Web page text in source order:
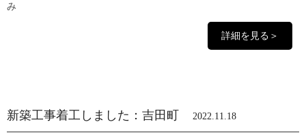
み
詳細を見る＞
新築工事着工しました：吉田町 2022.11.18